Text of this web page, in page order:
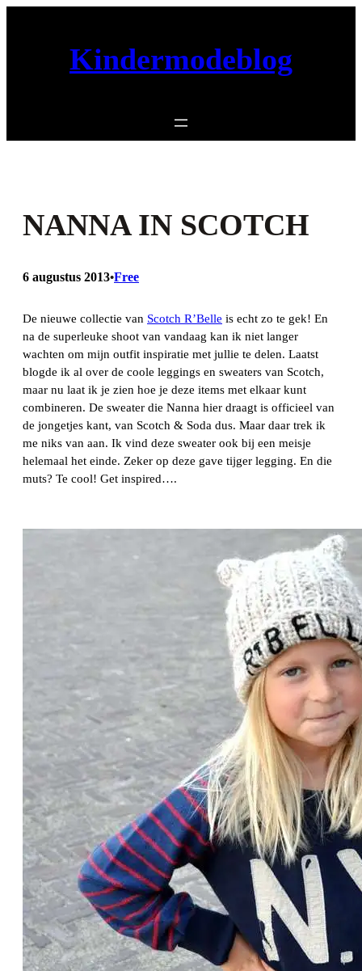
Kindermodeblog
NANNA IN SCOTCH
6 augustus 2013•Free
De nieuwe collectie van Scotch R’Belle is echt zo te gek! En
na de superleuke shoot van vandaag kan ik niet langer
wachten om mijn outfit inspiratie met jullie te delen. Laatst
blogde ik al over de coole leggings en sweaters van Scotch,
maar nu laat ik je zien hoe je deze items met elkaar kunt
combineren. De sweater die Nanna hier draagt is officieel van
de jongetjes kant, van Scotch & Soda dus. Maar daar trek ik
me niks van aan. Ik vind deze sweater ook bij een meisje
helemaal het einde. Zeker op deze gave tijger legging. En die
muts? Te cool! Get inspired….